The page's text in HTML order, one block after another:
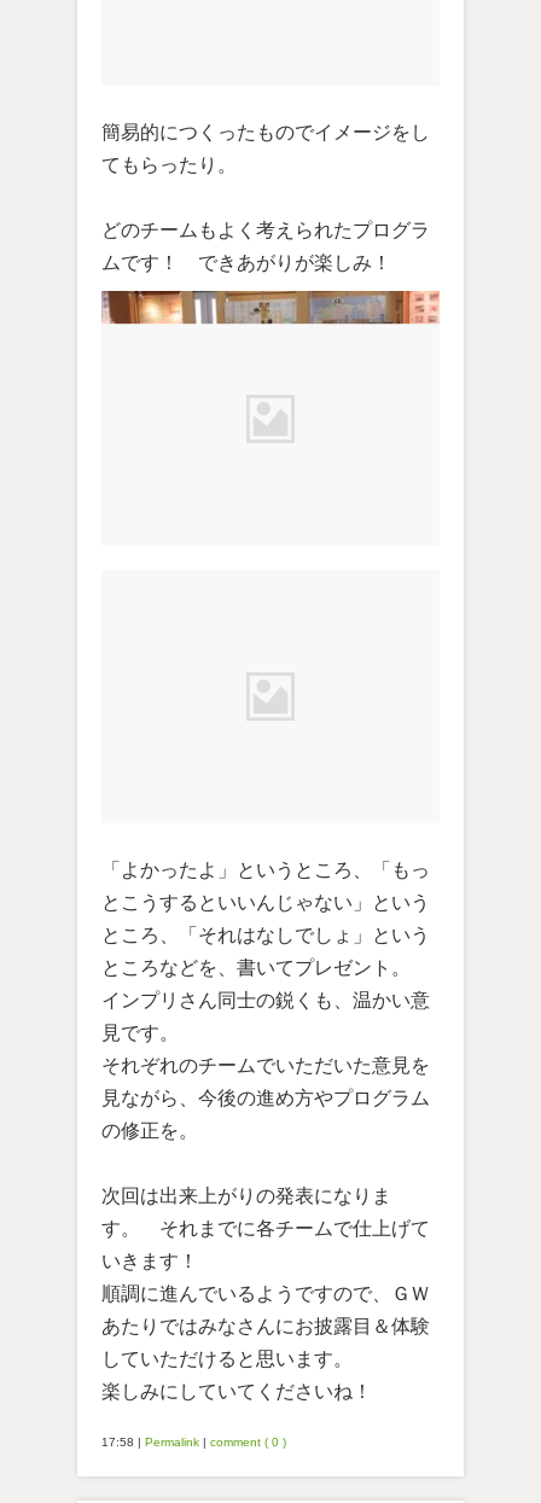
簡易的につくったものでイメージをし
てもらったり。
どのチームもよく考えられたプログラ
ムです！ できあがりが楽しみ！
「よかったよ」というところ、「もっ
とこうするといいんじゃない」という
ところ、「それはなしでしょ」という
ところなどを、書いてプレゼント。
インプリさん同士の鋭くも、温かい意
見です。
それぞれのチームでいただいた意見を
見ながら、今後の進め方やプログラム
の修正を。
次回は出来上がりの発表になりま
す。 それまでに各チームで仕上げて
いきます！
順調に進んでいるようですので、ＧＷ
あたりではみなさんにお披露目＆体験
していただけると思います。
楽しみにしていてくださいね！
17:58 | Permalink | comment ( 0 )